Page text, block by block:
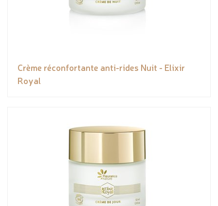
Crème réconfortante anti-rides Nuit - Elixir
Royal